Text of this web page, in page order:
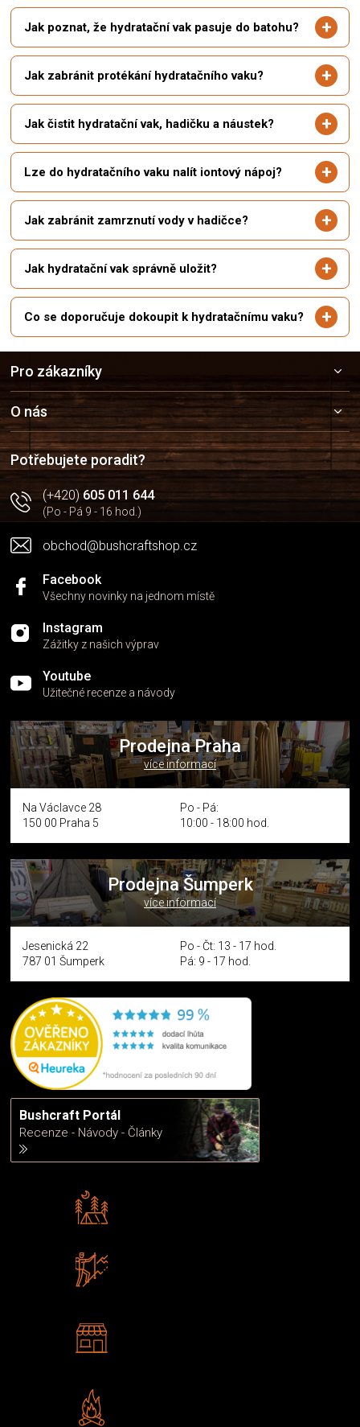
Jak poznat, že hydratační vak pasuje do batohu?
Jak zabránit protékání hydratačního vaku?
Jak čistit hydratační vak, hadičku a náustek?
Lze do hydratačního vaku nalít iontový nápoj?
Jak zabránit zamrznutí vody v hadičce?
Jak hydratační vak správně uložit?
Co se doporučuje dokoupit k hydratačnímu vaku?
a
t
í
Pro zákazníky
O nás
Potřebujete poradit?
(+420)605 011 644
(Po - Pá 9 - 16 hod.)
obchod@bushcraftshop.cz
Facebook
Všechny novinky na jednom místě
Instagram
Zážitky z našich výprav
Youtube
Užitečné recenze a návody
Prodejna Praha
více informací
Na Václavce 28
150 00 Praha 5
Po - Pá:
10:00 - 18:00 hod.
Prodejna Šumperk
více informací
Jesenická 22
787 01 Šumperk
Po - Čt: 13 - 17 hod.
Pá: 9 - 17 hod.
Bushcraft Portál
Recenze - Návody - Články